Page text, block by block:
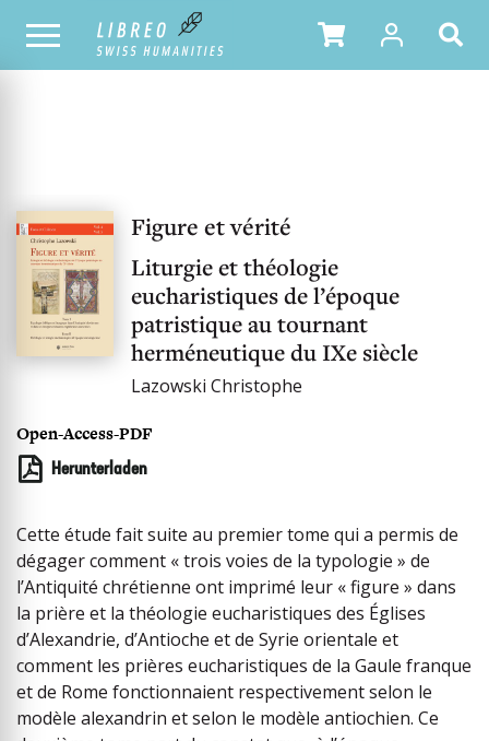
UNSER KATALOG
Figure et vérité
Liturgie et théologie
eucharistiques de l’époque
patristique au tournant
herméneutique du IXe siècle
Lazowski Christophe
Open-Access-PDF
Herunterladen
Cette étude fait suite au premier tome qui a permis de
dégager comment « trois voies de la typologie » de
l’Antiquité chrétienne ont imprimé leur « figure » dans
la prière et la théologie eucharistiques des Églises
d’Alexandrie, d’Antioche et de Syrie orientale et
comment les prières eucharistiques de la Gaule franque
et de Rome fonctionnaient respectivement selon le
modèle alexandrin et selon le modèle antiochien. Ce